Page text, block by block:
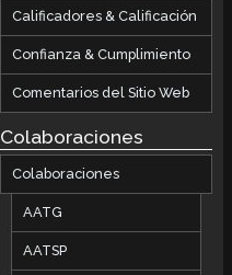
Calificadores & Calificación
Confianza & Cumplimiento
Comentarios del Sitio Web
Colaboraciones
Colaboraciones
AATG
AATSP